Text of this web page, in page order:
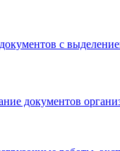
с
документов